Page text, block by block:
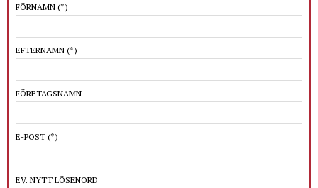
FÖRNAMN (*)
EFTERNAMN (*)
FÖRETAGSNAMN
E-POST (*)
EV. NYTT LÖSENORD